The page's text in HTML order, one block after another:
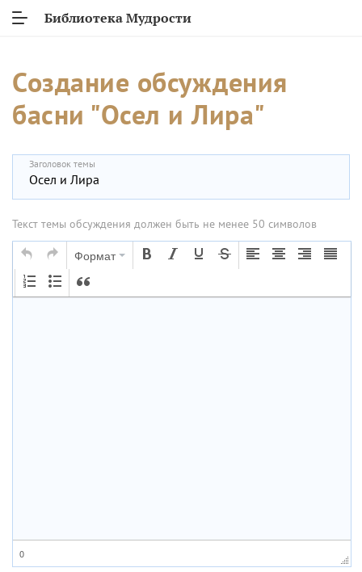
Библиотека Мудрости
Создание обсуждения
басни "Осел и Лира"
Заголовок темы
Текст темы обсуждения должен быть не менее 50 символов
Формат
0